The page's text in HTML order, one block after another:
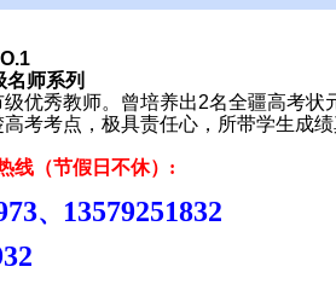
名师系列
优秀教师。曾培养出2名全疆高考状
考考点，极具责任心，所带学生成
线（节假日不休） :
、 13579251832